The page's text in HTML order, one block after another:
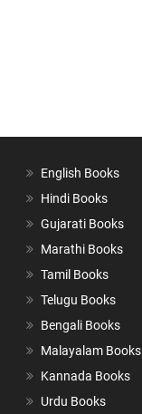
English Books
Hindi Books
Gujarati Books
Marathi Books
Tamil Books
Telugu Books
Bengali Books
Malayalam Books
Kannada Books
Urdu Books